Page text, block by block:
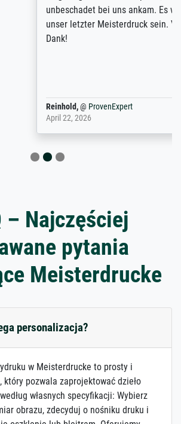
bei uns ankam. Es wird nicht
Meisterdruck sein. Vielen
ProvenExpert
– Najczęściej
pytania
Meisterdrucke
personalizacja?
w Meisterdrucke to prosty i
który pozwala zaprojektować dzieło
własnych specyfikacji: Wybierz
obrazu, zdecyduj o nośniku druku i